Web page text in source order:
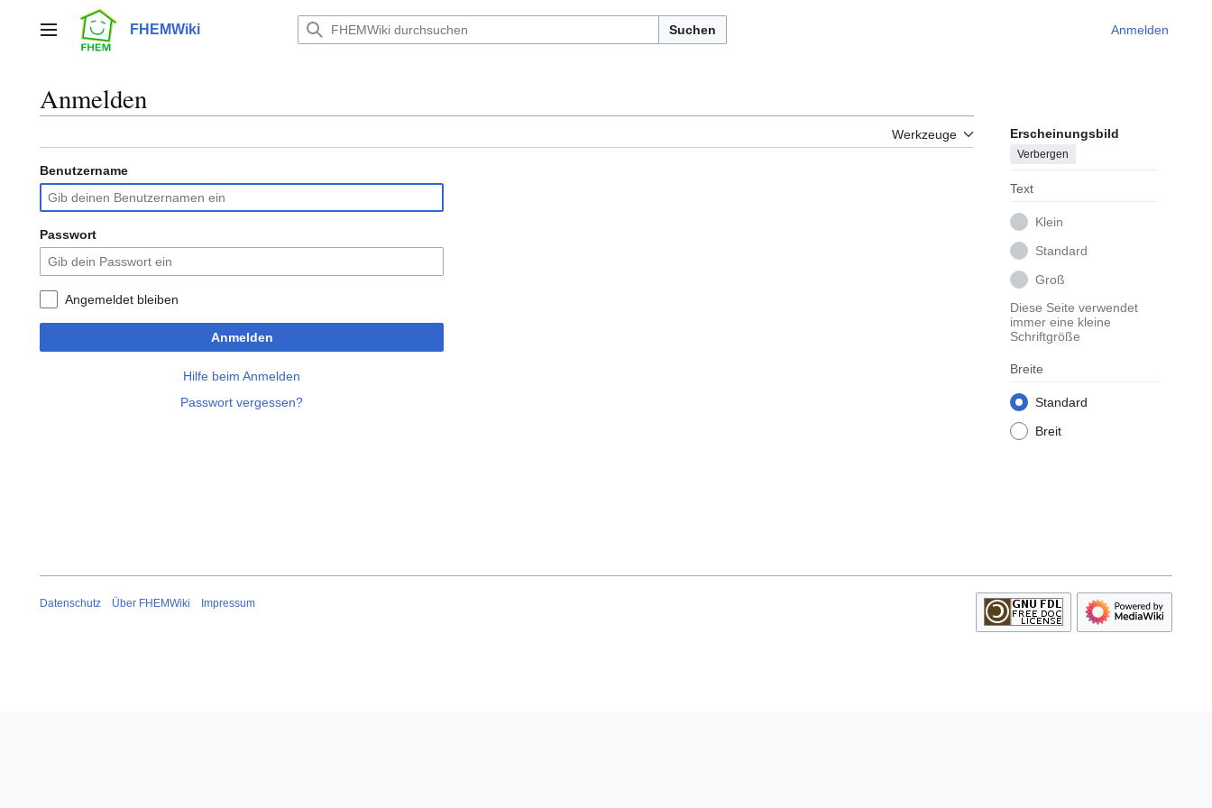
springenHauptmenü FHEMWiki Suchen Anmelden
Anmelden
Werkzeuge Erscheinungsbild
Verbergen
Text
Klein
Standard
Groß
Diese Seite verwendet
immer eine kleine
Schriftgröße
Breite
Standard
Breit
Benutzername
Passwort
Angemeldet bleiben
Anmelden
Hilfe beim Anmelden
Passwort vergessen?
Datenschutz Über FHEMWiki Impressum